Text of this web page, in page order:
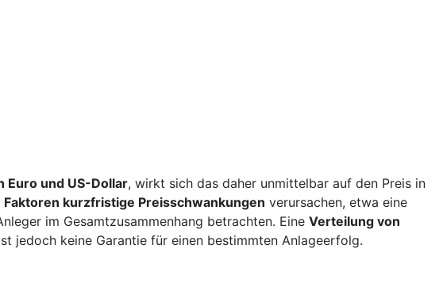
Euro und US-Dollar, wirkt sich das daher unmittelbar auf den Preis in
Faktoren kurzfristige Preisschwankungen verursachen, etwa eine
im Gesamtzusammenhang betrachten. Eine Verteilung von
jedoch keine Garantie für einen bestimmten Anlageerfolg.